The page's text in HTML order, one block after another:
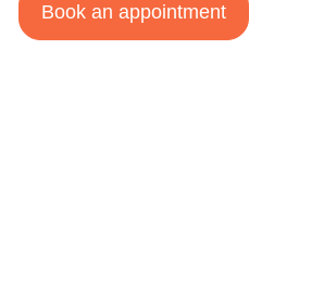
Book an appointment